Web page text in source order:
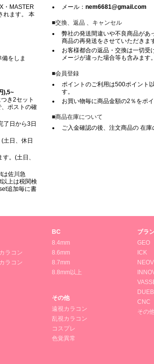
・MASTER
れます。 本
をしま
),5~
き2セット
ポストの確
了日から3日
土日、休日
。(土日、
は佐川急
上は税関検
追加毎に書
メール： nem6681@gmail.com
■交換、返品 、キャンセル
弊社の発送間違いや不良商品があ
商品の再発送をさせていただきま
お客様都合の返品・交換は一切
メージが違った場合等も含みます。
■会員登録
ポイントのご利用は500ポイント
す。
お買い物毎に商品金額の2％をポ
■商品在庫について
ご入金確認の後、注文商品の 在
ラコン
ラコン
BC
8.4mm
8.6mm
8.7mm
8.8mm以上
その他
遠視カラコン
乱視カラコン
コスプレ
色覚異常
ブラ
GEO
ICK
CNC
その